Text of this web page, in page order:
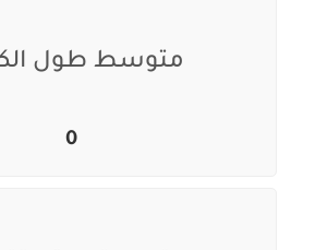
متوسط طول
0